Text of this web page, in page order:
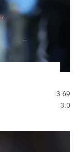
3.69
3.0